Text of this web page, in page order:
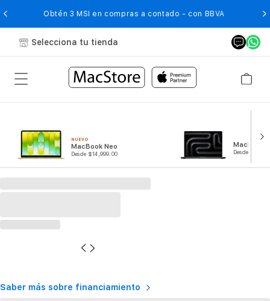
Obtén 3 MSI en compras a contado - con BBVA
Selecciona tu tienda
NUEVO
MacBook Neo
Desde $14,999.00
MacBook
Desde
Saber más sobre financiamiento